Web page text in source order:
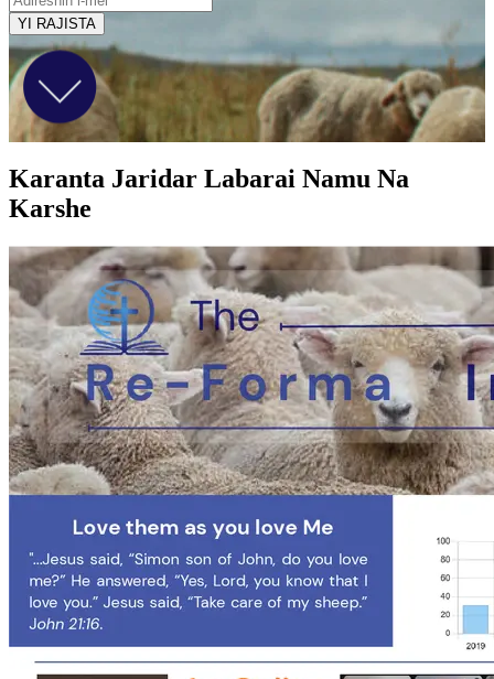
YI RAJISTA
Karanta Jaridar Labarai Namu Na
Karshe